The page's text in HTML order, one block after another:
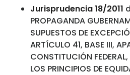
Jurisprudencia 18/2011
PROPAGANDA
SUPUESTOS DE
ARTÍCULO 41, BASE III,
CONSTITUCIÓN
LOS PRINCIPIOS DE